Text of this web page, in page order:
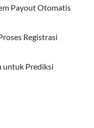
Payout Otomatis
Registrasi
untuk Prediksi